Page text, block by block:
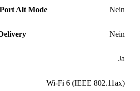
Alt Mode Nein
Nein
Ja
Wi-Fi 6 (IEEE 802.11ax)